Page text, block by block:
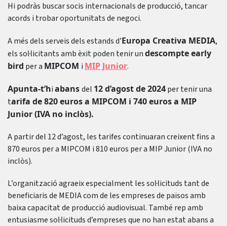
Hi podràs buscar socis internacionals de producció, tancar
acords i trobar oportunitats de negoci.
A més dels serveis dels estands d’Europa Creativa MEDIA,
els sol·licitants amb èxit poden tenir undescompte early
bird per a MIPCOM i MIP Junior.
Apunta-t’hiabansdel 12 d’agost de 2024per tenir una
tarifa de 820 euros a MIPCOM i 740 euros a MIP
Junior (IVA no inclòs).
A partir del 12 d’agost, les tarifes continuaran creixent fins a
870 euros per a MIPCOM i 810 euros per a MIP Junior (IVA no
inclòs).
L’organització agraeix especialment les sol·licituds tant de
beneficiaris de MEDIA com de les empreses de països amb
baixa capacitat de producció audiovisual. També rep amb
entusiasme sol·licituds d’empreses que no han estat abans a